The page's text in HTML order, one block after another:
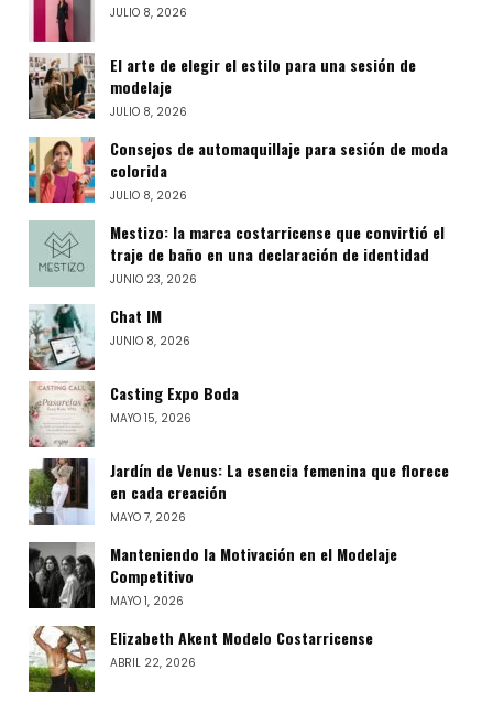
JULIO 8, 2026
El arte de elegir el estilo para una sesión de
modelaje
JULIO 8, 2026
Consejos de automaquillaje para sesión de moda
colorida
JULIO 8, 2026
Mestizo: la marca costarricense que convirtió el
traje de baño en una declaración de identidad
JUNIO 23, 2026
Chat IM
JUNIO 8, 2026
Casting Expo Boda
MAYO 15, 2026
Jardín de Venus: La esencia femenina que florece
en cada creación
MAYO 7, 2026
Manteniendo la Motivación en el Modelaje
Competitivo
MAYO 1, 2026
Elizabeth Akent Modelo Costarricense
ABRIL 22, 2026